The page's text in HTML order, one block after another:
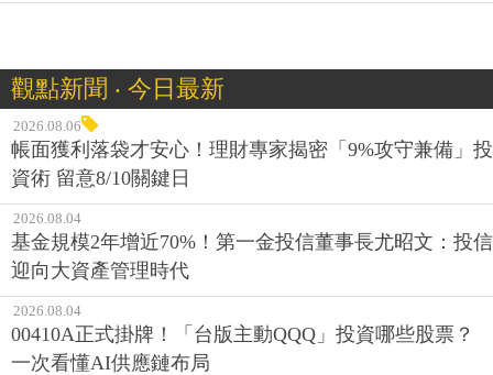
觀點新聞 ‧ 今日最新
2026.08.06
帳面獲利落袋才安心！理財專家揭密「9%攻守兼備」投
資術 留意8/10關鍵日
2026.08.04
基金規模2年增近70%！第一金投信董事長尤昭文：投信
迎向大資產管理時代
2026.08.04
00410A正式掛牌！「台版主動QQQ」投資哪些股票？
一次看懂AI供應鏈布局